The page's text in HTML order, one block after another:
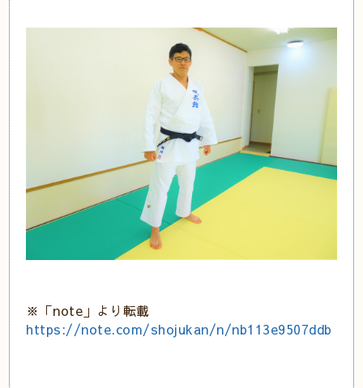
※「note」より転載
https://note.com/shojukan/n/nb113e9507ddb